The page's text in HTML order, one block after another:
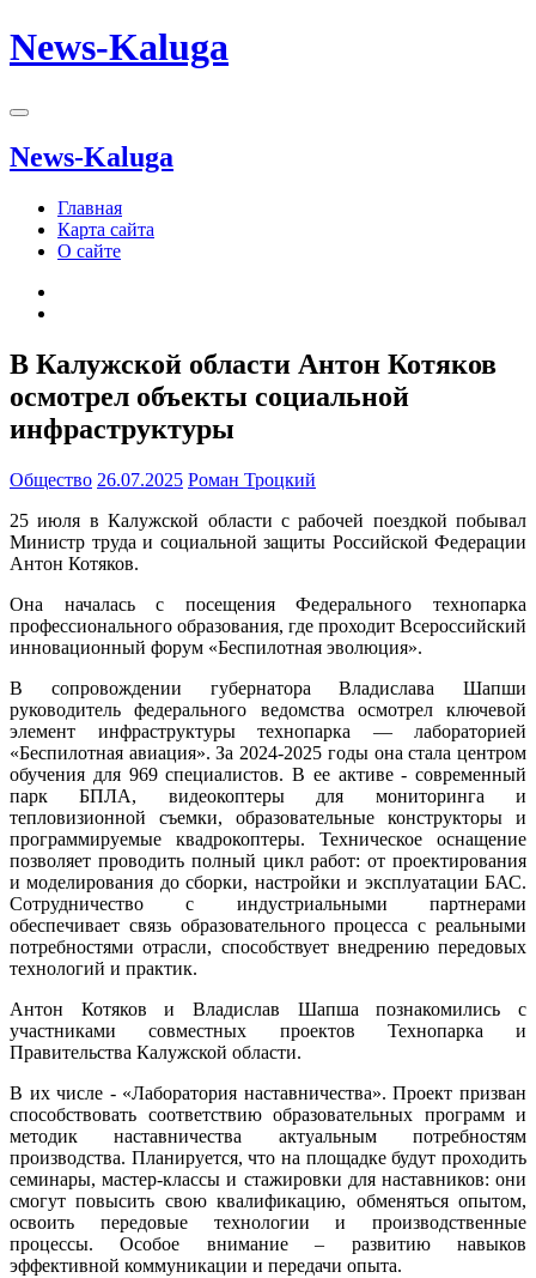
News-Kaluga
News-Kaluga
Главная
Карта сайта
О сайте
В Калужской области Антон Котяков
осмотрел объекты социальной
инфраструктуры
Общество 26.07.2025 Роман Троцкий
25 июля в Калужской области с рабочей поездкой побывал
Министр труда и социальной защиты Российской Федерации
Антон Котяков.
Она началась с посещения Федерального технопарка
профессионального образования, где проходит Всероссийский
инновационный форум «Беспилотная эволюция».
В сопровождении губернатора Владислава Шапши
руководитель федерального ведомства осмотрел ключевой
элемент инфраструктуры технопарка — лабораторией
«Беспилотная авиация». За 2024-2025 годы она стала центром
обучения для 969 специалистов. В ее активе - современный
парк БПЛА, видеокоптеры для мониторинга и
тепловизионной съемки, образовательные конструкторы и
программируемые квадрокоптеры. Техническое оснащение
позволяет проводить полный цикл работ: от проектирования
и моделирования до сборки, настройки и эксплуатации БАС.
Сотрудничество с индустриальными партнерами
обеспечивает связь образовательного процесса с реальными
потребностями отрасли, способствует внедрению передовых
технологий и практик.
Антон Котяков и Владислав Шапша познакомились с
участниками совместных проектов Технопарка и
Правительства Калужской области.
В их числе - «Лаборатория наставничества». Проект призван
способствовать соответствию образовательных программ и
методик наставничества актуальным потребностям
производства. Планируется, что на площадке будут проходить
семинары, мастер-классы и стажировки для наставников: они
смогут повысить свою квалификацию, обменяться опытом,
освоить передовые технологии и производственные
процессы. Особое внимание – развитию навыков
эффективной коммуникации и передачи опыта.